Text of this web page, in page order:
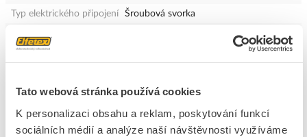
Tato webová stránka používá cookies
K personalizaci obsahu a reklam, poskytování funkcí
sociálních médií a analýze naší návštěvnosti využíváme
Typ elektrického připojení
Šroubová svorka
signálu
SIL podle IEC 61508
Bez
ISO13849-1
Kategorie nevýbušnosti -
plyn
Bez